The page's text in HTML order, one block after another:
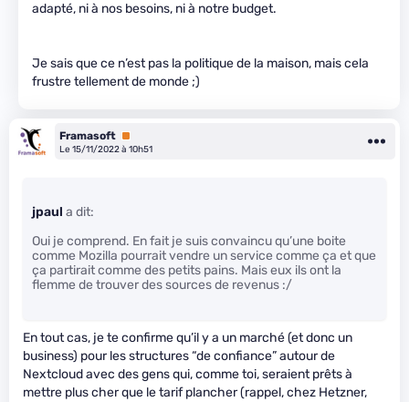
adapté, ni à nos besoins, ni à notre budget.
Je sais que ce n’est pas la politique de la maison, mais cela
frustre tellement de monde ;)
Framasoft Premium
Le 15/11/2022 à 10h51
jpaul a dit:
Oui je comprend. En fait je suis convaincu qu’une boite
comme Mozilla pourrait vendre un service comme ça et que
ça partirait comme des petits pains. Mais eux ils ont la
flemme de trouver des sources de revenus :/
En tout cas, je te confirme qu’il y a un marché (et donc un
business) pour les structures “de confiance” autour de
Nextcloud avec des gens qui, comme toi, seraient prêts à
mettre plus cher que le tarif plancher (rappel, chez Hetzner,